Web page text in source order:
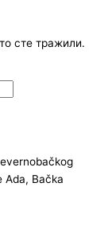
сте тражили.
Ada, Bačka